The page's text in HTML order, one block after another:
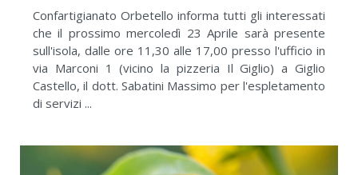
Confartigianato Orbetello informa tutti gli interessati
che il prossimo mercoledì 23 Aprile sarà presente
sull'isola, dalle ore 11,30 alle 17,00 presso l'ufficio in
via Marconi 1 (vicino la pizzeria Il Giglio) a Giglio
Castello, il dott. Sabatini Massimo per l'espletamento
di servizi ...